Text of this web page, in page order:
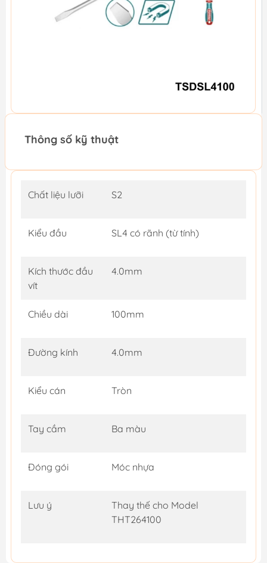
Thông số kỹ thuật
Chất liệu lưỡi S2
Kiểu đầu SL4 có rãnh (từ tính)
Kích thước đầu
vít
4.0mm
Chiều dài 100mm
Đường kính 4.0mm
Kiểu cán Tròn
Tay cầm Ba màu
Đóng gói Móc nhựa
Lưu ý
Thay thế cho Model
THT264100